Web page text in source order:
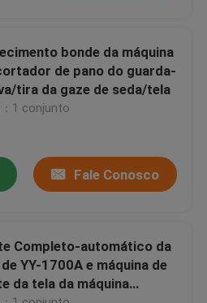
imprensa hidráulica
do braço do balanço
bonde da máquina
de pano do guarda-
tira da gaze de seda/tela
：1 conjunto
Fale Conosco
Completo-automático da
YY-1700A e máquina de
da tela da máquina